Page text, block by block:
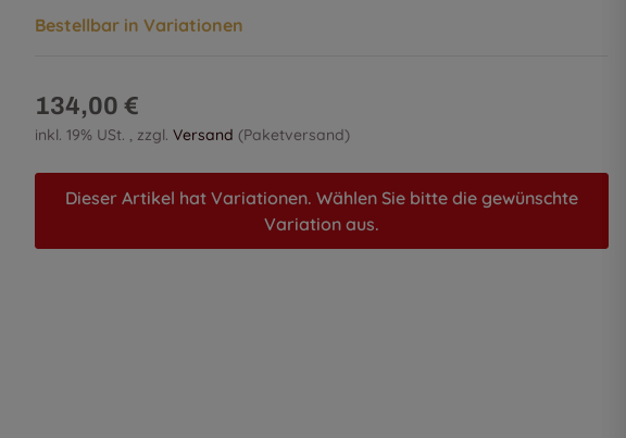
Bestellbar in Variationen
134,00 €
inkl. 19% USt. , zzgl. Versand (Paketversand)
Dieser Artikel hat Variationen. Wählen Sie bitte die gewünschte
Variation aus.